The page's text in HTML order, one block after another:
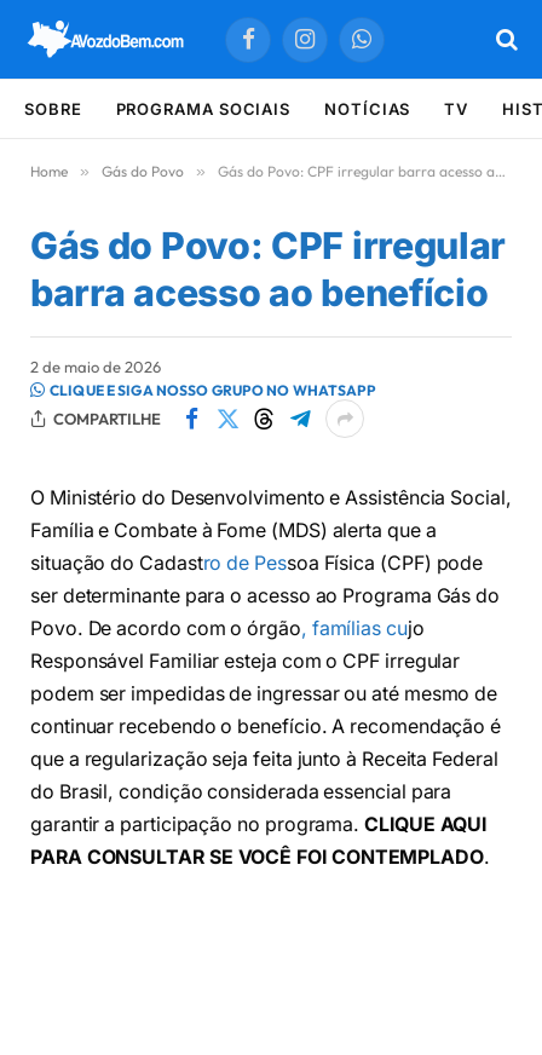
FacebookInstagramWhatsApp
SOBRE PROGRAMA SOCIAIS NOTÍCIAS TV
Home » Gás do Povo » Gás do Povo: CPF irregular barra acesso ao benefício
Gás do Povo: CPF irregular
barra acesso ao benefício
2 de maio de 2026
CLIQUE E SIGA NOSSO GRUPO NO WHATSAPP
COMPARTILHE
O Ministério do Desenvolvimento e Assistência Social,
Família e Combate à Fome (MDS) alerta que a
situação do Cadastro de Pessoa Física (CPF) pode
ser determinante para o acesso ao Programa Gás do
Povo. De acordo com o órgão, famílias cujo
Responsável Familiar esteja com o CPF irregular
podem ser impedidas de ingressar ou até mesmo de
continuar recebendo o benefício. A recomendação é
que a regularização seja feita junto à Receita Federal
do Brasil, condição considerada essencial para
garantir a participação no programa. CLIQUE AQUI
PARA CONSULTAR SE VOCÊ FOI CONTEMPLADO.